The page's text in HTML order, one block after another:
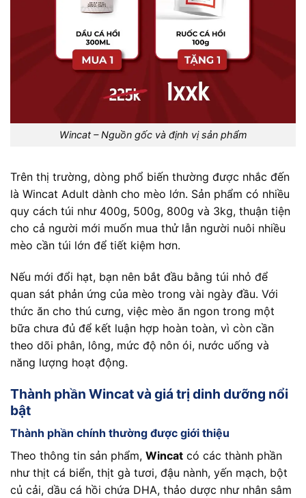
Wincat – Nguồn gốc và định vị sản phẩm
Trên thị trường, dòng phổ biến thường được nhắc đến
là Wincat Adult dành cho mèo lớn. Sản phẩm có nhiều
quy cách túi như 400g, 500g, 800g và 3kg, thuận tiện
cho cả người mới muốn mua thử lẫn người nuôi nhiều
mèo cần túi lớn để tiết kiệm hơn.
Nếu mới đổi hạt, bạn nên bắt đầu bằng túi nhỏ để
quan sát phản ứng của mèo trong vài ngày đầu. Với
thức ăn cho thú cưng, việc mèo ăn ngon trong một
bữa chưa đủ để kết luận hợp hoàn toàn, vì còn cần
theo dõi phân, lông, mức độ nôn ói, nước uống và
năng lượng hoạt động.
Thành phần Wincat và giá trị dinh dưỡng nổi
bật
Thành phần chính thường được giới thiệu
Theo thông tin sản phẩm, Wincat có các thành phần
như thịt cá biển, thịt gà tươi, đậu nành, yến mạch, bột
củ cải, dầu cá hồi chứa DHA, thảo dược như nhân sâm